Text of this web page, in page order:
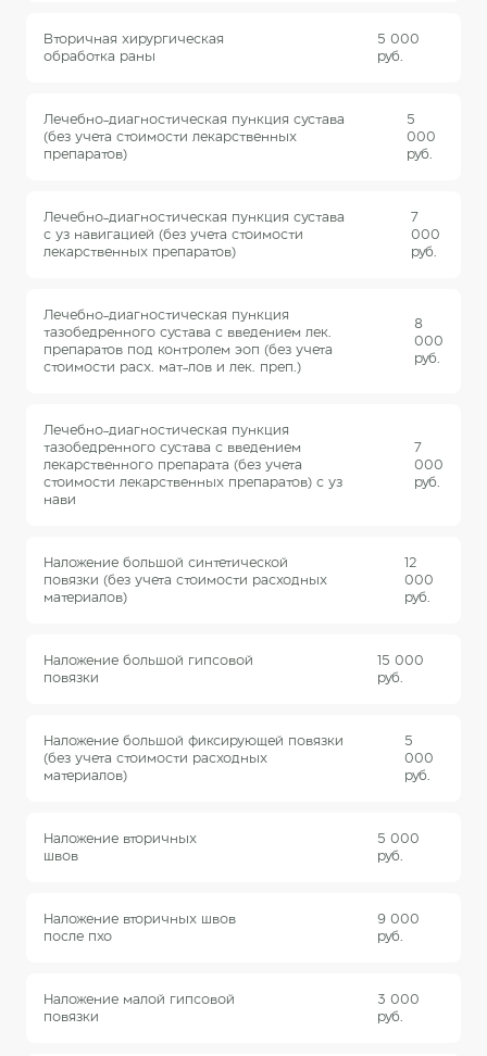
Вторичная хирургическая
обработка раны
5 000
руб.
Лечебно-диагностическая пункция сустава
(без учета стоимости лекарственных
препаратов)
5
000
руб.
Лечебно-диагностическая пункция сустава
с уз навигацией (без учета стоимости
лекарственных препаратов)
7
000
руб.
Лечебно-диагностическая пункция
тазобедренного сустава с введением лек.
препаратов под контролем эоп (без учета
стоимости расх. мат-лов и лек. преп.)
8
000
руб.
Лечебно-диагностическая пункция
тазобедренного сустава с введением
лекарственного препарата (без учета
стоимости лекарственных препаратов) с уз
нави
7
000
руб.
Наложение большой синтетической
повязки (без учета стоимости расходных
материалов)
12
000
руб.
Наложение большой гипсовой
повязки
15 000
руб.
Наложение большой фиксирующей повязки
(без учета стоимости расходных
материалов)
5
000
руб.
Наложение вторичных
швов
5 000
руб.
Наложение вторичных швов
после пхо
9 000
руб.
Наложение малой гипсовой
повязки
3 000
руб.